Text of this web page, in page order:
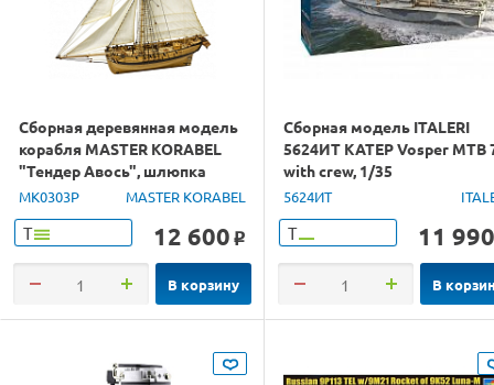
Сборная деревянная модель
корабля MASTER KORABEL
"Тендер Авось", шлюпка
МК0103, 1/72
MK0303P MASTER KORABEL
Т 12 600 o
В корзину
Сборная модель ITALERI
5624ИТ КАТЕР Vosper MTB
with crew, 1/35
5624ИТ
Т 11 990
В